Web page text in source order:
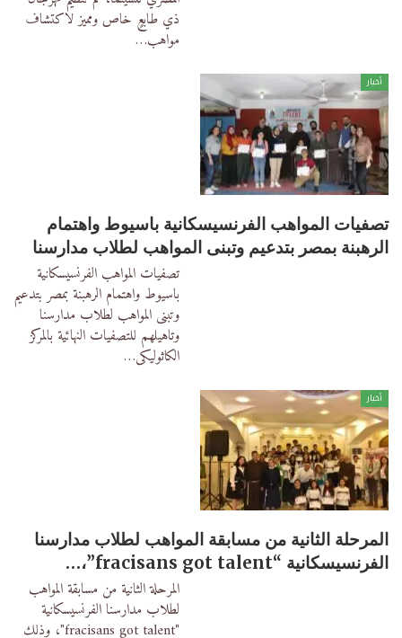
ذي طابعٍ خاص ومميز لاكتشاف
مواهب…
أخبار
تصفيات المواهب الفرنسيسكانية باسيوط واهتمام
الرهبنة بمصر بتدعيم وتبنى المواهب لطلاب مدارسنا
تصفيات المواهب الفرنسيسكانية
باسيوط واهتمام الرهبنة بمصر بتدعيم
وتبنى المواهب لطلاب مدارسنا
وتاهيلهم للتصفيات النهائية بالمركز
الكاثوليكى…
أخبار
المرحلة الثانية من مسابقة المواهب لطلاب مدارسنا
الفرنسيسكانية “fracisans got talent”،…
المرحلة الثانية من مسابقة المواهب
لطلاب مدارسنا الفرنسيسكانية
"fracisans got talent"، وذلك